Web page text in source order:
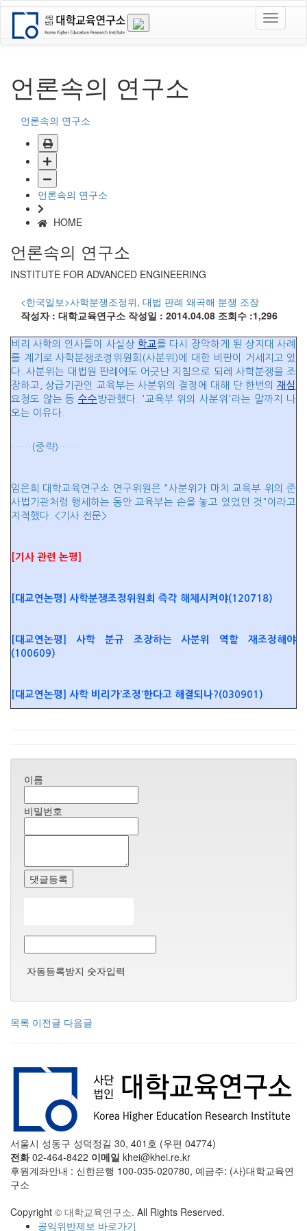
언론속의 연구소
언론속의 연구소
언론속의 연구소
HOME
언론속의 연구소
INSTITUTE FOR ADVANCED ENGINEERING
<한국일보>사학분쟁조정위, 대법 판례 왜곡해 분쟁 조장
작성자 : 대학교육연구소 작성일 : 2014.04.08 조회수 :1,296
비리 사학의 인사들이 사실상 학교를 다시 장악하게 된 상지대 사례
를 계기로 사학분쟁조정위원회(사분위)에 대한 비판이 거세지고 있
다. 사분위는 대법원 판례에도 어긋난 지침으로 되레 사학분쟁을 조
장하고, 상급기관인 교육부는 사분위의 결정에 대해 단 한번의 재심
요청도 않는 등 수수 방관했다. '교육부 위의 사분위'라는 말까지 나
오는 이유다.
……(중략) ……
임은희 대학교육연구소 연구위원은 "사분위가 마치 교육부 위의 준
사법기관처럼 행세하는 동안 교육부는 손을 놓고 있었던 것"이라고
지적했다. <기사 전문>
[기사 관련 논평]
[대교연논평] 사학분쟁조정위원회 즉각 해체시켜야(120718)
[대교연논평] 사학 분규 조장하는 사분위 역할 재조정해야
(100609)
[대교연논평] 사학 비리가‘조정’한다고 해결되나?(030901)
이름
비밀번호
댓글등록
자동등록방지 숫자입력
목록 이전글 다음글
서울시 성동구 성덕정길 30, 401호 (우편 04774)
전화02-464-8422 이메일 khei@khei.re.kr
후원계좌안내 : 신한은행 100-035-020780, 예금주: (사)대학교육연
구소
Copyright © 대학교육연구소. All Rights Reserved.
공익위반제보 바로가기